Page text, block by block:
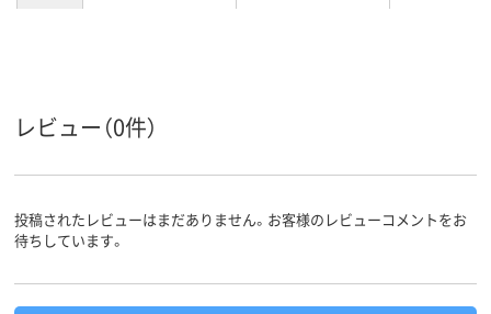
レビュー（0件）
投稿されたレビューはまだありません。お客様のレビューコメントをお
待ちしています。